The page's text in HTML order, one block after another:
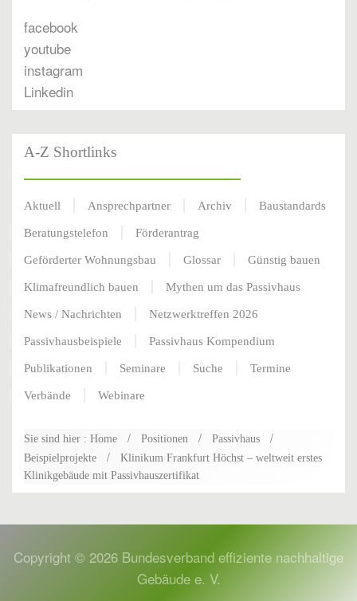
facebook
youtube
instagram
Linkedin
A-Z Shortlinks
Aktuell Ansprechpartner Archiv Baustandards
Beratungstelefon Förderantrag
Geförderter Wohnungsbau Glossar Günstig bauen
Klimafreundlich bauen Mythen um das Passivhaus
News / Nachrichten Netzwerktreffen 2026
Passivhausbeispiele Passivhaus Kompendium
Publikationen Seminare Suche Termine
Verbände Webinare
Sie sind hier : Home Positionen
Passivhaus
Beispielprojekte
Klinikum Frankfurt Höchst – weltweit erstes
Klinikgebäude mit Passivhauszertifikat
Copyright © 2026 Bundesverband effiziente nachhaltige
Gebäude e. V.